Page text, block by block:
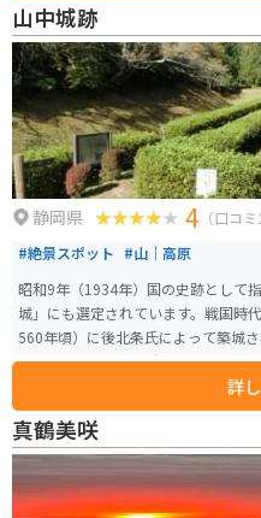
山中城跡
静岡県 4 （口コミ
#絶景スポット #山｜高原
昭和9年（1934年）国の史跡として
城」にも選定されています。戦国時
560年頃）に後北条氏によって築城
えるため天正年間に大改修が行われ
士山や駿河湾も一望することができ
詳
真鶴美咲